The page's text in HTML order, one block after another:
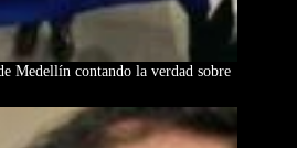
Medellín contando la verdad sobre